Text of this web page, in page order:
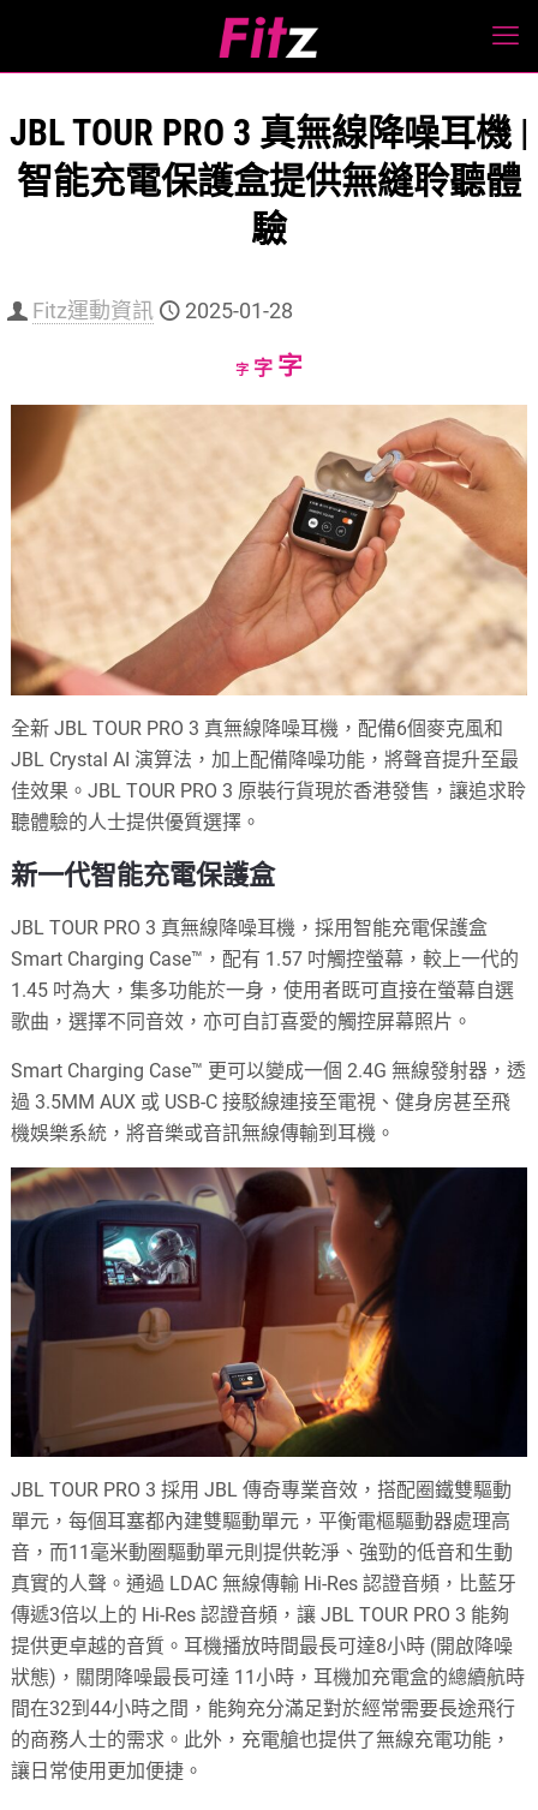
JBL TOUR PRO 3 真無線降噪耳機 |
智能充電保護盒提供無縫聆聽體
驗
Fitz運動資訊 2025-01-28
字Decrease
字Reset
size.
字Increase
全新 JBL TOUR PRO 3 真無線降噪耳機，配備6個麥克風和
JBL Crystal AI 演算法，加上配備降噪功能，將聲音提升至最
佳效果。JBL TOUR PRO 3 原裝行貨現於香港發售，讓追求聆
聽體驗的人士提供優質選擇。
新一代智能充電保護盒
JBL TOUR PRO 3 真無線降噪耳機，採用智能充電保護盒
Smart Charging Case™，配有 1.57 吋觸控螢幕，較上一代的
1.45 吋為大，集多功能於一身，使用者既可直接在螢幕自選
歌曲，選擇不同音效，亦可自訂喜愛的觸控屏幕照片。
Smart Charging Case™ 更可以變成一個 2.4G 無線發射器，透
過 3.5MM AUX 或 USB-C 接駁線連接至電視、健身房甚至飛
機娛樂系統，將音樂或音訊無線傳輸到耳機。
JBL TOUR PRO 3 採用 JBL 傳奇專業音效，搭配圈鐵雙驅動
單元，每個耳塞都內建雙驅動單元，平衡電樞驅動器處理高
音，而11毫米動圈驅動單元則提供乾淨、強勁的低音和生動
真實的人聲。通過 LDAC 無線傳輸 Hi-Res 認證音頻，比藍牙
傳遞3倍以上的 Hi-Res 認證音頻，讓 JBL TOUR PRO 3 能夠
提供更卓越的音質。耳機播放時間最長可達8小時 (開啟降噪
狀態)，關閉降噪最長可達 11小時，耳機加充電盒的總續航時
間在32到44小時之間，能夠充分滿足對於經常需要長途飛行
的商務人士的需求。此外，充電艙也提供了無線充電功能，
讓日常使用更加便捷。